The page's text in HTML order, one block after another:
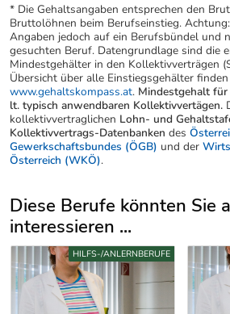
* Die Gehaltsangaben entsprechen den
Bruttolöhnen beim Berufseinstieg.
Angaben jedoch auf ein Berufsbündel und
gesuchten Beruf. Datengrundlage sind die
Mindestgehälter in den Kollektivverträgen
Übersicht über alle Einstiegsgehälter
www.gehaltskompass.at. Mindestgehalt
lt. typisch anwendbaren Kollektivvertägen.
kollektivvertraglichen Lohn- und
Kollektivvertrags-Datenbanken des
Gewerkschaftsbundes (ÖGB) und der
Österreich (WKÖ).
Diese Berufe könnten Sie
interessieren ...
Uber weitere Berufsvorschläge
HILFS-/ANLERNBERUFE